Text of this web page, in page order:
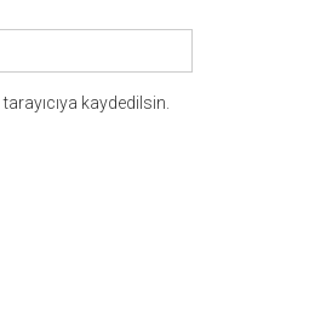
kaydedilsin.